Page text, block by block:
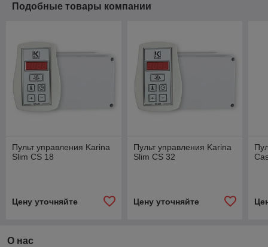
Подобные товары компании
Пульт управления Karina
Slim CS 18
Цену уточняйте
Пульт управления Karina
Slim CS 32
Цену уточняйте
О нас